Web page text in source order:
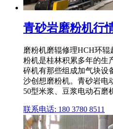
青砂岩磨粉机行
磨粉机磨辊修理HCH环
粉机是桂林积累多年的生
碎机有那些组成加气块设
沙创想磨粉机。青砂岩电
50型米浆、豆浆电动石磨
联系电话: 180 3780 8511